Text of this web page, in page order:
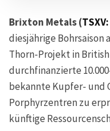
Brixton Metals (
diesjährige
Thorn-Projekt in
durchfinanzierte
bekannte Kupfer- und
Porphyrzentren zu
künftige